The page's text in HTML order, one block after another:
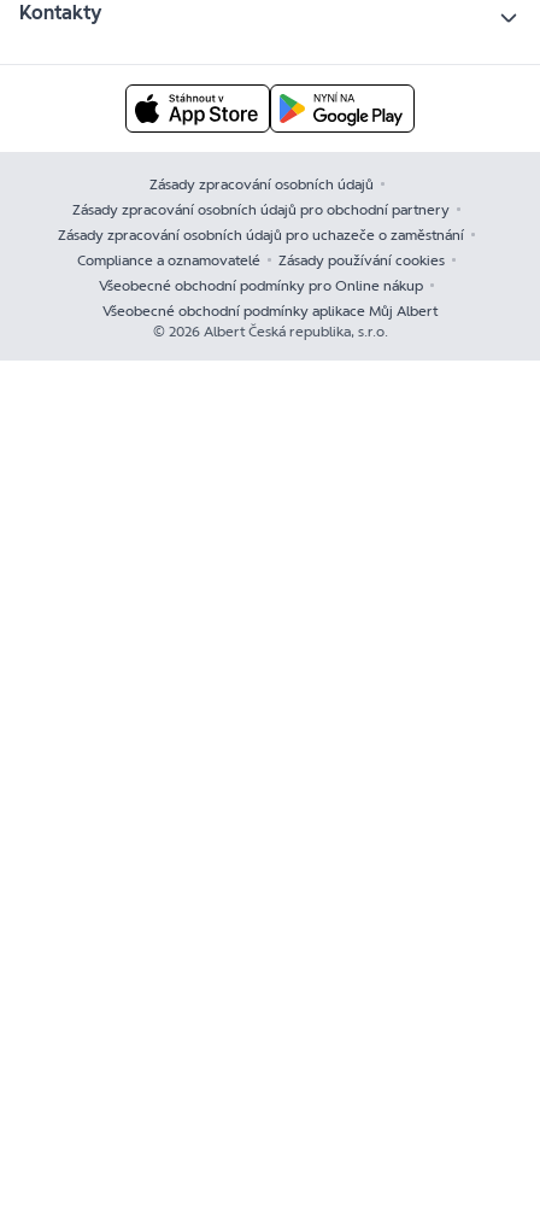
Kontakty
Zásady zpracování osobních údajů
Zásady zpracování osobních údajů pro obchodní partnery
Zásady zpracování osobních údajů pro uchazeče o zaměstnání
Compliance a oznamovatelé
Zásady používání cookies
Všeobecné obchodní podmínky pro Online nákup
Všeobecné obchodní podmínky aplikace Můj Albert
© 2026 Albert Česká republika, s.r.o.